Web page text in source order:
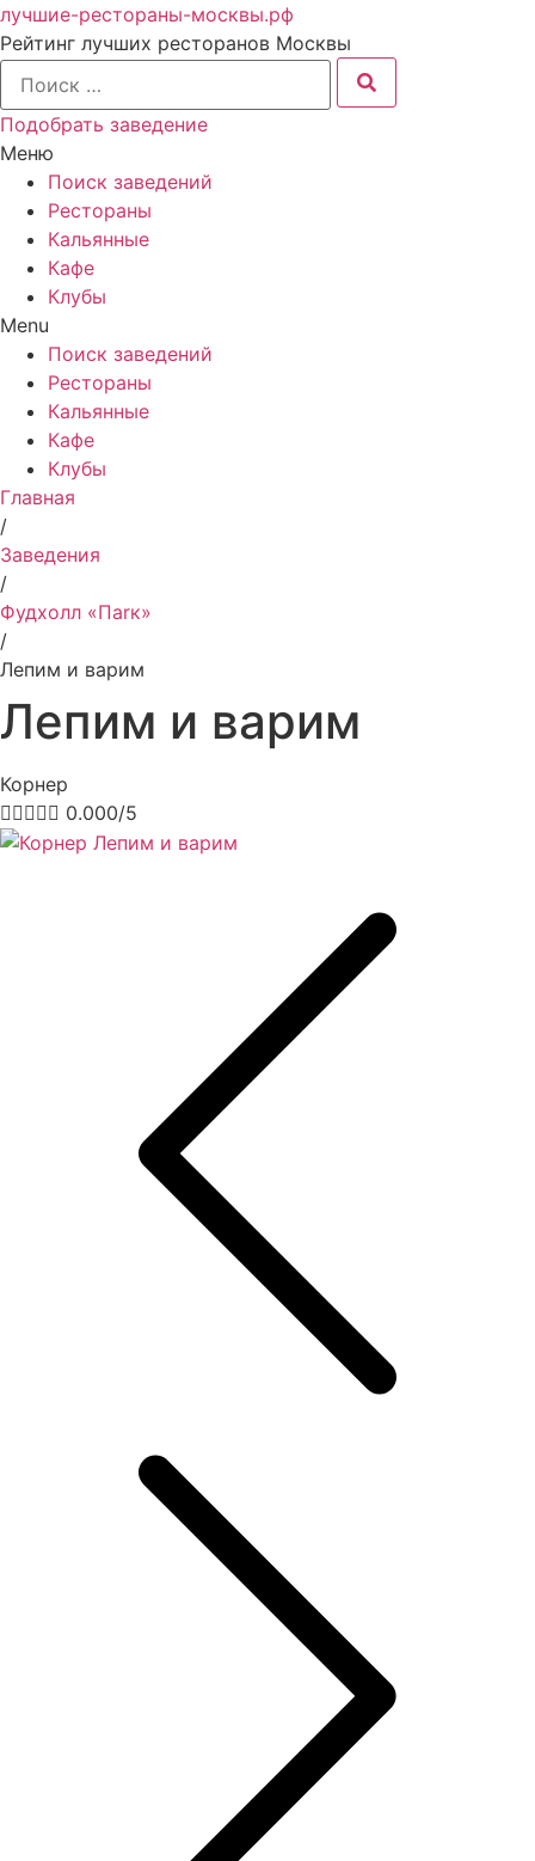
лучшие-рестораны-москвы.рф
Рейтинг лучших ресторанов Москвы
Подобрать заведение
Меню
Поиск заведений
Рестораны
Кальянные
Кафе
Клубы
Menu
Поиск заведений
Рестораны
Кальянные
Кафе
Клубы
Главная
/
Заведения
/
Фудхолл «Паrк»
/
Лепим и варим
Лепим и варим
Корнер
 0.000/5